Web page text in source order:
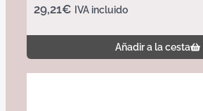
29,21€ IVA incluido
Añadir a la cesta